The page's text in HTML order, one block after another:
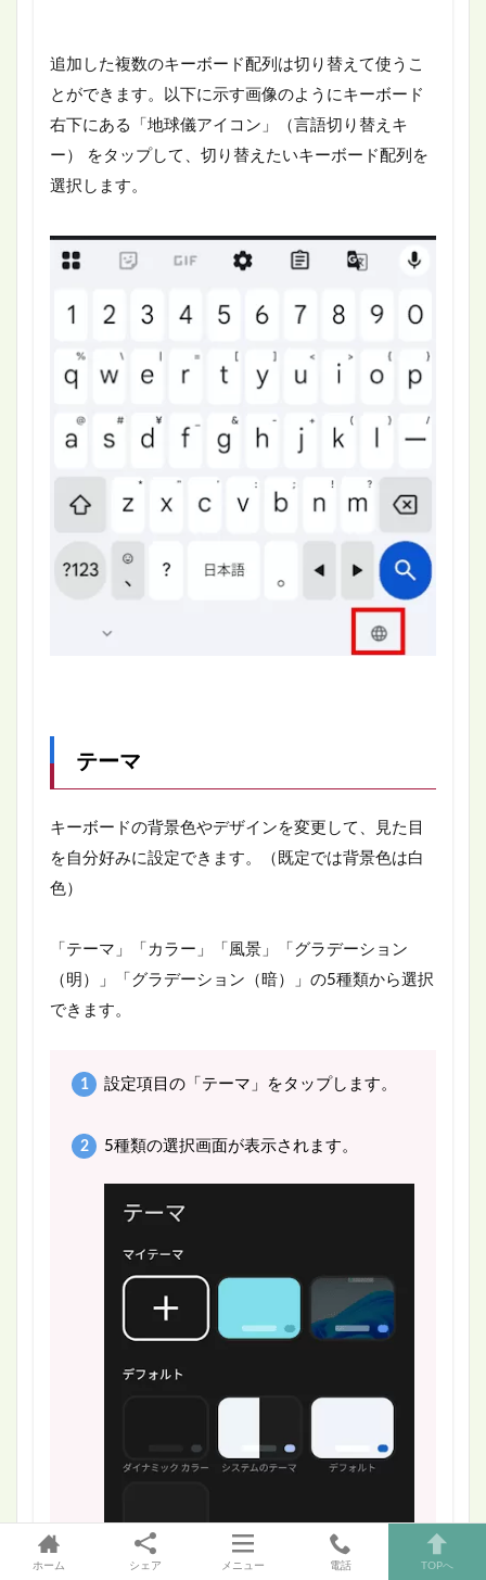
追加した複数のキーボード配列は切り替えて使うこ
とができます。以下に示す画像のようにキーボード
右下にある「地球儀アイコン」（言語切り替えキ
ー） をタップして、切り替えたいキーボード配列を
選択します。
テーマ
キーボードの背景色やデザインを変更して、見た目
を自分好みに設定できます。（既定では背景色は白
色）
「テーマ」「カラー」「風景」「グラデーション
（明）」「グラデーション（暗）」の5種類から選択
できます。
設定項目の「テーマ」をタップします。
5種類の選択画面が表示されます。
ホーム シェア メニュー 電話 TOPへ